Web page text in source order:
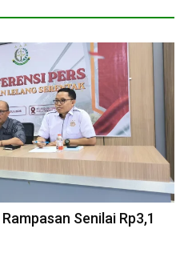
Senilai Rp3,1